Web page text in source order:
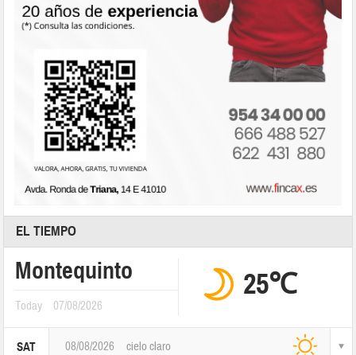
EL TIEMPO
Montequinto
Today 07/08/2026
25℃
SAT 08/08/2026 cielo claro